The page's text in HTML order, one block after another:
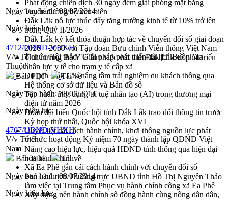
Phát động chiến dịch 30 ngày đêm giải phóng mặt bằng
Tuyến đường bộ ven biển
Đắk Lắk nỗ lực thúc đẩy tăng trưởng kinh tế từ 10% trở lên
trong Quý II/2026
Đắk Lắk ký kết thỏa thuận hợp tác về chuyển đổi số giai đoạn
2026 – 2030 với Tập đoàn Bưu chính Viễn thông Việt Nam
Thứ trưởng Bộ Y tế làm việc với tỉnh Đắk Lắk về phát triển
nhân lực y tế cho trạm y tế cấp xã
Du lịch Đắk Lắk nâng tầm trải nghiệm du khách thông qua
Hệ thống cơ sở dữ liệu và Bản đồ số
Tập huấn ứng dụng trí tuệ nhân tạo (AI) trong thương mại
điện tử năm 2026
Đoàn đại biểu Quốc hội tỉnh Đắk Lắk trao đổi thông tin trước
Kỳ họp thứ nhất, Quốc hội khóa XVI
Quyết liệt cải cách hành chính, khơi thông nguồn lực phát
triển
Nâng cao hiệu lực, hiệu quả HĐND tỉnh thông qua hiện đại
hóa hành chính
Xã Ea Phê gắn cải cách hành chính với chuyển đổi số
Phó Chủ tịch Thường trực UBND tỉnh Hồ Thị Nguyên Thảo
làm việc tại Trung tâm Phục vụ hành chính công xã Ea Phê
Xây dựng nền hành chính số đồng hành cùng nông dân dân,
Ngày ban hành:08/07/2014
Ngày hiệu lực:
4712/UBND-VHXH
V/v Tổ chức Hội thảo "Giải pháp phát triển du lịch Buôn Ma
Thuột"
Bản PDF
Tải về
Ngày ban hành:08/07/2014
Ngày hiệu lực:
4707/UBND-VHXH
V/v Tổ chức hoạt động Kỷ niệm 70 ngày thành lập QĐND Việt
Nam
Bản PDF
Tải về
Ngày ban hành:08/07/2014
Ngày hiệu lực: